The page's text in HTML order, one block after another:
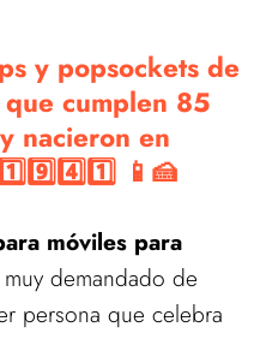
y popsockets de
cumplen 85
nacieron en
📱🍰
móviles para
demandado de
persona que celebra